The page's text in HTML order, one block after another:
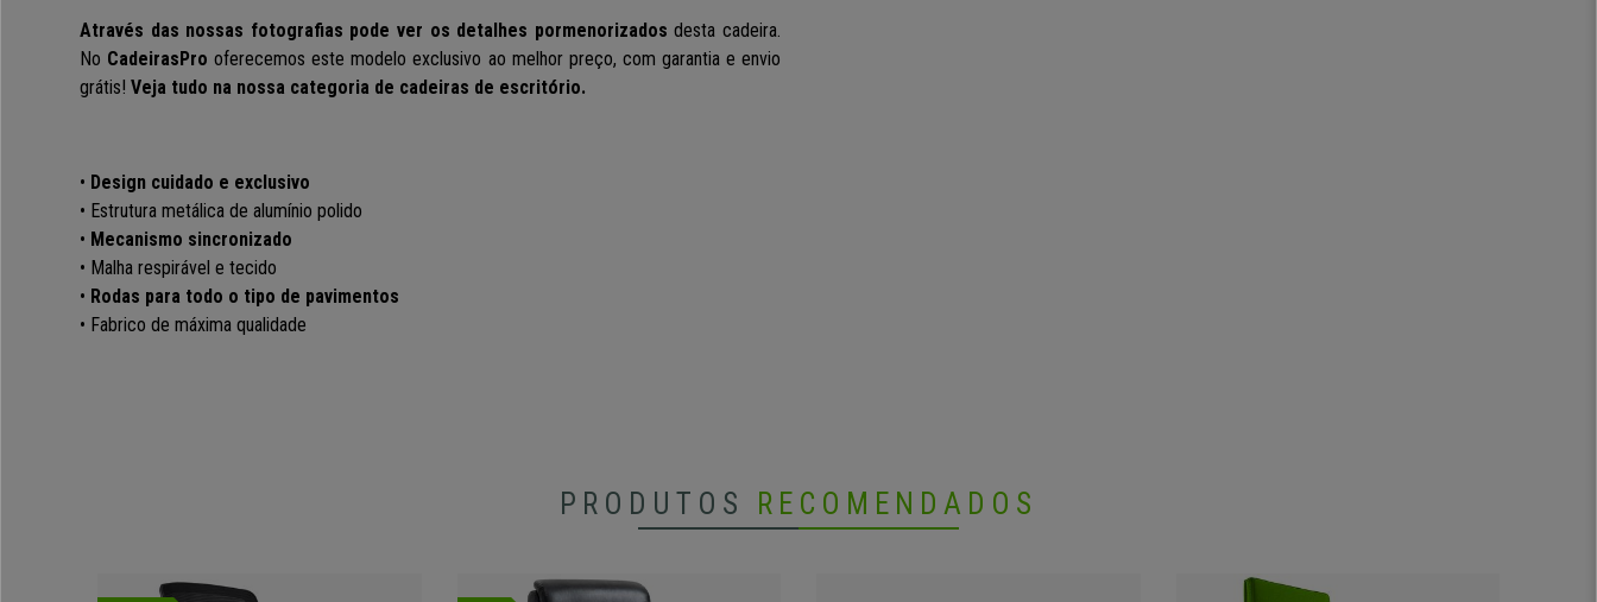
Através das nossas fotografias pode ver os detalhes pormenorizados desta cadeira.
No CadeirasPro oferecemos estemodelo exclusivo ao melhor preço, com garantia e envio
grátis! Veja tudo na nossa categoria de cadeiras de escritório.
• Design cuidado e exclusivo
• Estrutura metálica de alumínio polido
• Mecanismo sincronizado
• Malha respirável e tecido
• Rodas para todo o tipo de pavimentos
• Fabrico de máxima qualidade
PRODUTOS RECOMENDADOS